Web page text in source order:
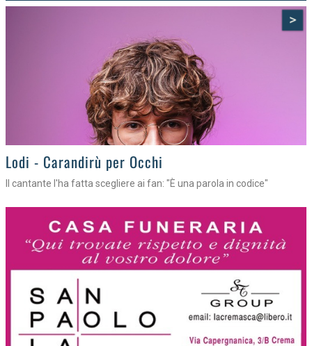
>
Lodi - Carandirù per Occhi
Il cantante l'ha fatta scegliere ai fan: "È una parola in codice"